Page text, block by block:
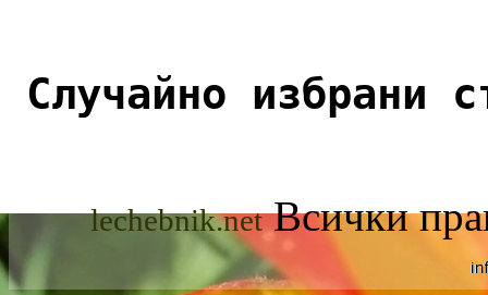
Случайно избрани
lechebnik.netВсички